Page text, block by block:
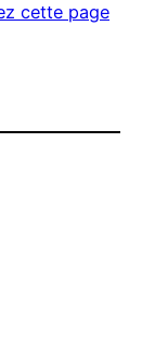
cette page